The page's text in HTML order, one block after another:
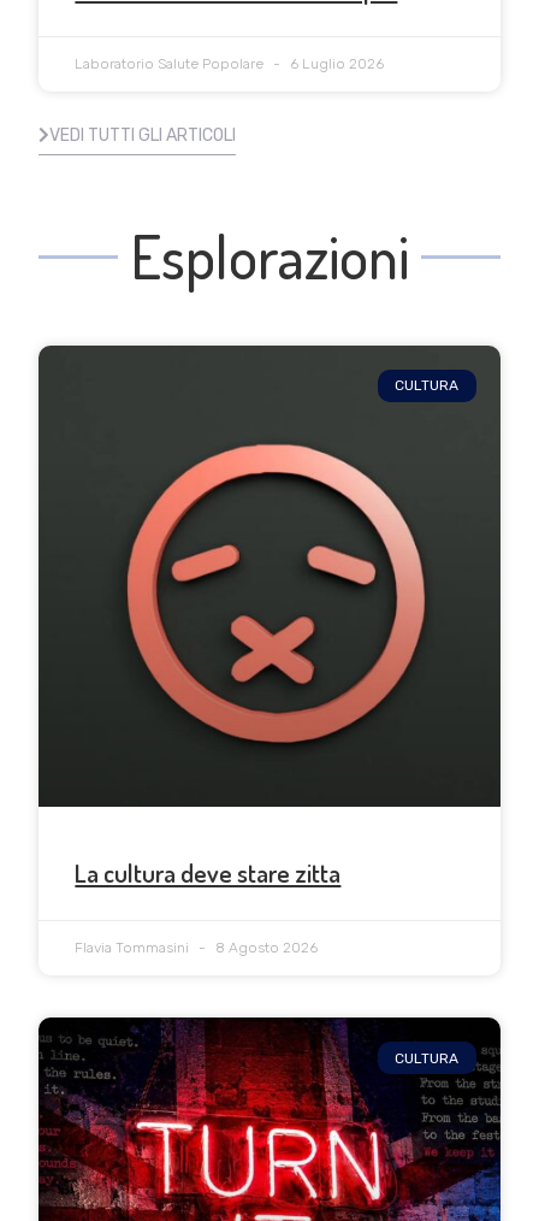
Laboratorio Salute Popolare 6 Luglio 2026
VEDI TUTTI GLI ARTICOLI
Esplorazioni
CULTURA
La cultura deve stare zitta
Flavia Tommasini 8 Agosto 2026
CULTURA